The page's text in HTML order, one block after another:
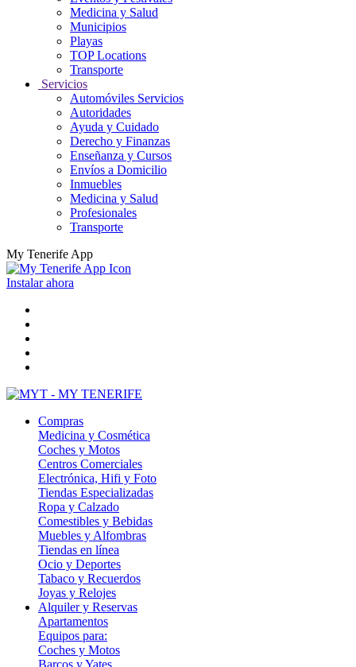
Medicina y Salud
Municipios
Playas
TOP Locations
Transporte
Servicios
Automóviles Servicios
Autoridades
Ayuda y Cuidado
Derecho y Finanzas
Enseñanza y Cursos
Envíos a Domicilio
Inmuebles
Medicina y Salud
Profesionales
Transporte
My Tenerife App
Instalar ahora
Compras
Medicina y Cosmética
Coches y Motos
Centros Comerciales
Electrónica, Hifi y Foto
Tiendas Especializadas
Ropa y Calzado
Comestibles y Bebidas
Muebles y Alfombras
Tiendas en línea
Ocio y Deportes
Tabaco y Recuerdos
Joyas y Relojes
Alquiler y Reservas
Apartamentos
Equipos para:
Coches y Motos
Barcos y Yates